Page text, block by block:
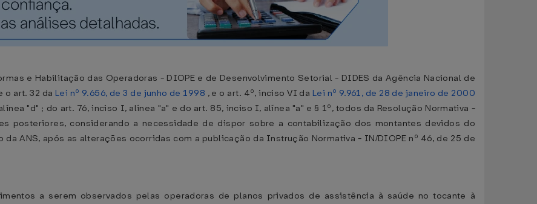
e Habilitação das Operadoras - DIOPE e de Desenvolvimento Setorial - DIDES da Agência Nacional de
o art. 32 da Lei nº 9.656, de 3 de junho de 1998 , e o art. 4º, inciso VI da Lei nº 9.961, de 28 de janeiro de 2000
"d" ; do art. 76, inciso I, alínea "a" e do art. 85, inciso I, alínea "a" e § 1º, todos da Resolução Normativa -
posteriores, considerando a necessidade de dispor sobre a contabilização dos montantes devidos do
da ANS, após as alterações ocorridas com a publicação da Instrução Normativa - IN/DIOPE nº 46, de 25 de
a serem observados pelas operadoras de planos privados de assistência à saúde no tocante à